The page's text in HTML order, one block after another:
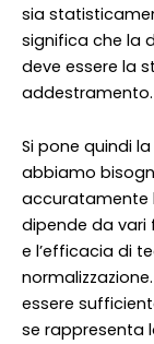
sia
significa che la
deve essere la
addestramento.
Si pone quindi
abbiamo
accuratamente
dipende da vari
e l’efficacia di
essere
se rappresenta